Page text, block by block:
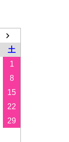
土
1
8
15
22
29